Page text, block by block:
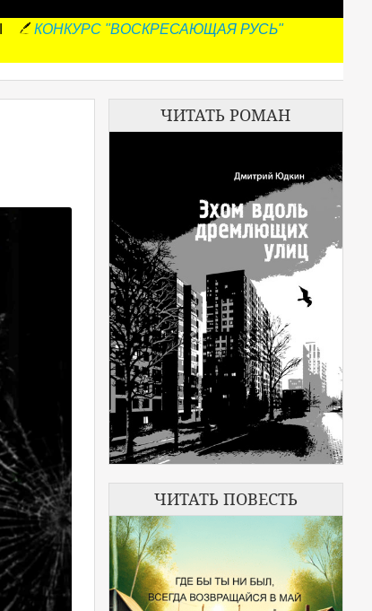
КОНКУРС "ВОСКРЕСАЮЩАЯ РУСЬ"
ЧИТАТЬ РОМАН
ЧИТАТЬ ПОВЕСТЬ